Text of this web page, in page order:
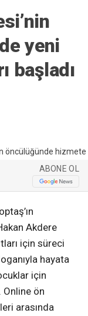
yeni
başladı
ABONE OL
Akdere
için süreci
hayata
için
Online ön
arasında